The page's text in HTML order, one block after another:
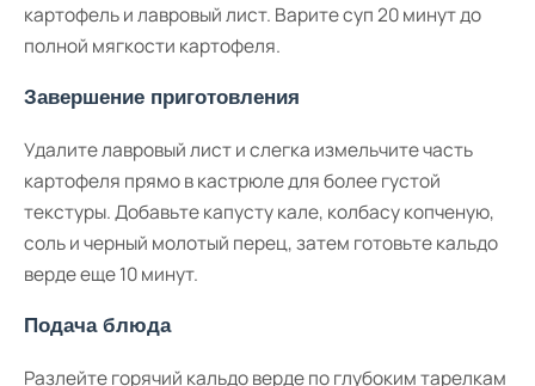
картофель и лавровый лист. Варите суп 20 минут до
полной мягкости картофеля.
Завершение приготовления
Удалите лавровый лист и слегка измельчите часть
картофеля прямо в кастрюле для более густой
текстуры. Добавьте капусту кале, колбасу копченую,
соль и черный молотый перец, затем готовьте кальдо
верде еще 10 минут.
Подача блюда
Разлейте горячий кальдо верде по глубоким тарелкам